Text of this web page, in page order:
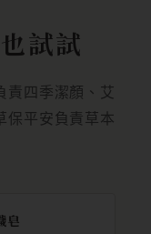
試試
責四季潔顏、艾
保平安負責草本
皂